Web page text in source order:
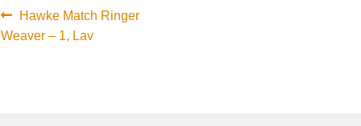
Innleggsnavigasjon
Forrige
innlegg:
Hawke Match Ringer
Weaver – 1, Lav